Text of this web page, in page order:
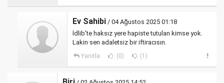
Ev Sahibi / 04 Ağustos 2025 01:18
İdlib'te haksız yere hapiste tutulan kimse yok.
Lakin sen adaletsiz bir iftiracısın.
Yanıtla (0) (1)